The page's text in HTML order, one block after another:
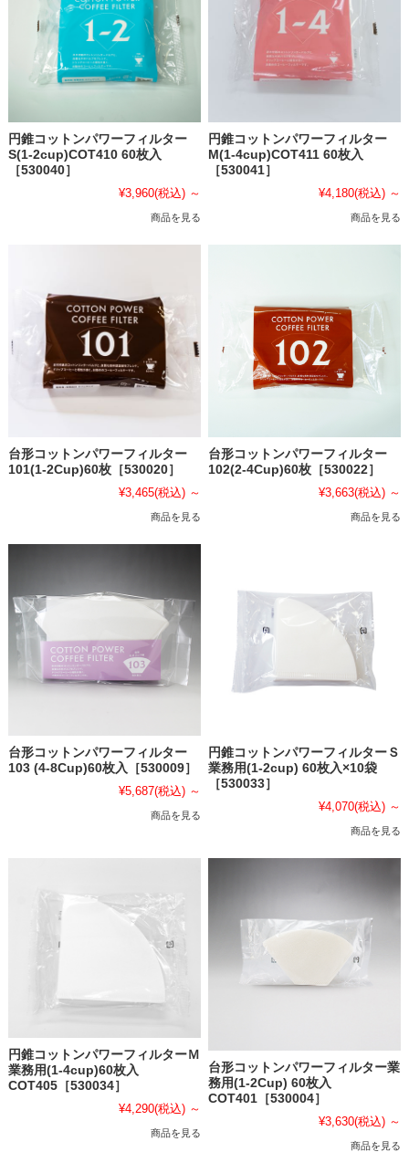
円錐コットンパワーフィルター
S(1-2cup)COT410 60枚入
［530040］
¥3,960(税込) ～
商品を見る
円錐コットンパワーフィルター
M(1-4cup)COT411 60枚入
［530041］
¥4,180(税込) ～
商品を見る
台形コットンパワーフィルター
101(1-2Cup)60枚［530020］
¥3,465(税込) ～
商品を見る
台形コットンパワーフィルター
102(2-4Cup)60枚［530022］
¥3,663(税込) ～
商品を見る
台形コットンパワーフィルター
103 (4-8Cup)60枚入［530009］
¥5,687(税込) ～
商品を見る
円錐コットンパワーフィルターＳ
業務用(1-2cup) 60枚入×10袋
［530033］
¥4,070(税込) ～
商品を見る
円錐コットンパワーフィルターＭ
業務用(1-4cup)60枚入
COT405［530034］
¥4,290(税込) ～
商品を見る
台形コットンパワーフィルター業
務用(1-2Cup) 60枚入
COT401［530004］
¥3,630(税込) ～
商品を見る